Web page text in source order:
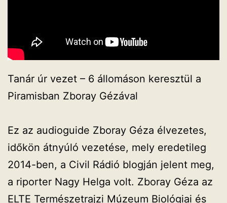
Tanár úr vezet – 6 állomáson keresztül a
Piramisban Zboray Gézával
Ez az audioguide Zboray Géza élvezetes,
időkön átnyúló vezetése, mely eredetileg
2014-ben, a Civil Rádió blogján jelent meg,
a riporter Nagy Helga volt. Zboray Géza az
ELTE Természetrajzi Múzeum Biológiai és